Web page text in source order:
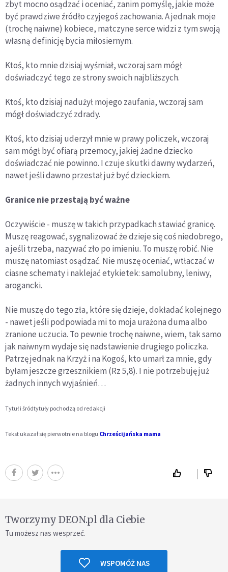
zbyt mocno osądzać i oceniać, zanim pomyślę, jakie może
być prawdziwe źródło czyjegoś zachowania. A jednak moje
(trochę naiwne) kobiece, matczyne serce widzi z tym swoją
własną definicję bycia miłosiernym.
Ktoś, kto mnie dzisiaj wyśmiał, wczoraj sam mógł
doświadczyć tego ze strony swoich najbliższych.
Ktoś, kto dzisiaj nadużył mojego zaufania, wczoraj sam
mógł doświadczyć zdrady.
Ktoś, kto dzisiaj uderzył mnie w prawy policzek, wczoraj
sam mógł być ofiarą przemocy, jakiej żadne dziecko
doświadczać nie powinno. I czuje skutki dawny wydarzeń,
nawet jeśli dawno przestał już być dzieckiem.
Granice nie przestają być ważne
Oczywiście - muszę w takich przypadkach stawiać granicę.
Muszę reagować, sygnalizować że dzieje się coś niedobrego,
a jeśli trzeba, nazywać zło po imieniu. To muszę robić. Nie
muszę natomiast osądzać. Nie muszę oceniać, wtłaczać w
ciasne schematy i naklejać etykietek: samolubny, leniwy,
arogancki.
Nie muszę do tego zła, które się dzieje, dokładać kolejnego
- nawet jeśli podpowiada mi to moja urażona duma albo
zranione uczucia. To pewnie trochę naiwne, wiem, tak samo
jak naiwnym wydaje się nadstawienie drugiego policzka.
Patrzę jednak na Krzyż i na Kogoś, kto umarł za mnie, gdy
byłam jeszcze grzesznikiem (Rz 5,8). I nie potrzebuję już
żadnych innych wyjaśnień…
Tytuł i śródtytuły pochodzą od redakcji
Tekst ukazał się pierwotnie na blogu Chrześcijańska mama
Tworzymy DEON.pl dla Ciebie
Tu możesz nas wesprzeć.
WSPOMÓŻ NAS